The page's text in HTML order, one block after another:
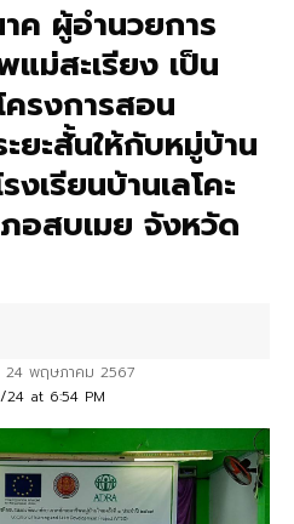
ค ผู้อำนวยการ
ม่สะเรียง เป็น
รงการสอน
ยะสั้นให้กับหมู่บ้าน
เรียนบ้านเลโคะ
อสบเมย จังหวัด
at 6:54 PM
พฤษภาคม 2567